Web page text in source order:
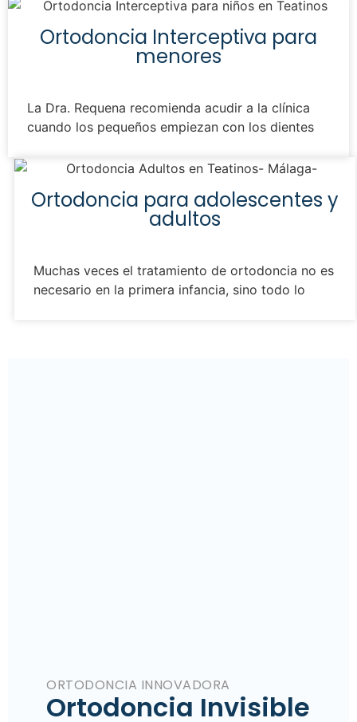
Ortodoncia Interceptiva para
menores
La Dra. Requena recomienda acudir a la clínica
cuando los pequeños empiezan con los dientes
observar más de cerca el desarrollo del niño y
su paladar, maxilar…
ortodoncista, ya que a esta etapa temprana se
pueden corregir patologías de una manera
Ortodoncia para adolescentes y
adultos​​
Muchas veces el tratamiento de ortodoncia no es
necesario en la primera infancia, sino todo lo
ORTODONCIA INNOVADORA
Ortodoncia Invisible​